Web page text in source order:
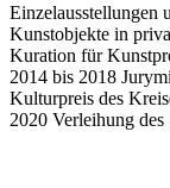
Einzelausstellungen
Kunstobjekte in
Kuration für
2014 bis 2018
Kulturpreis des
2020 Verleihung